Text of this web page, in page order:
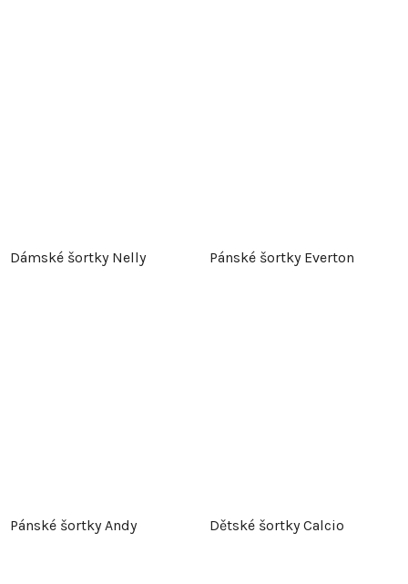
Dámské šortky Nelly Pánské šortky Everton
Pánské šortky Andy Dětské šortky Calcio